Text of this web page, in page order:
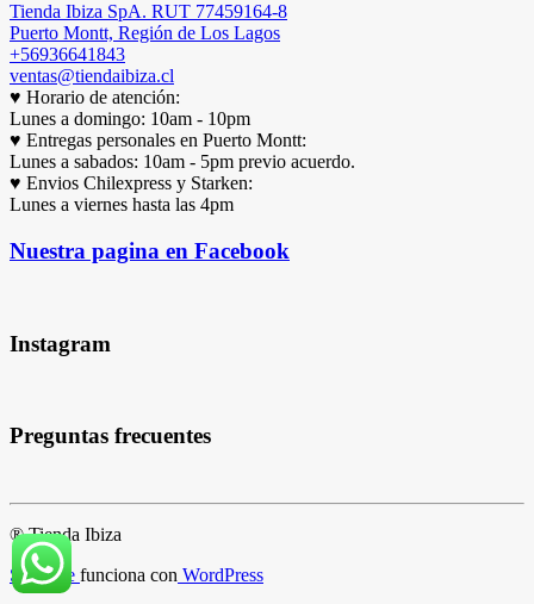
Tienda Ibiza SpA. RUT 77459164-8
Puerto Montt, Región de Los Lagos
+56936641843
ventas@tiendaibiza.cl
♥ Horario de atención:
Lunes a domingo: 10am - 10pm
♥ Entregas personales en Puerto Montt:
Lunes a sabados: 10am - 5pm previo acuerdo.
♥ Envios Chilexpress y Starken:
Lunes a viernes hasta las 4pm
Nuestra pagina en Facebook
Instagram
Preguntas frecuentes
® Tienda Ibiza
ShopIsle funciona con WordPress